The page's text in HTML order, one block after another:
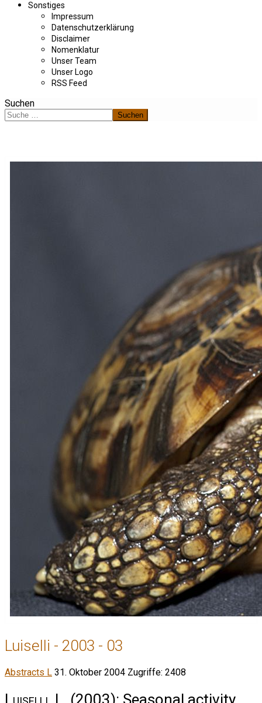
Sonstiges
Impressum
Datenschutzerklärung
Disclaimer
Nomenklatur
Unser Team
Unser Logo
RSS Feed
Suchen
Suchen
Luiselli - 2003 - 03
Abstracts L 31. Oktober 2004 Zugriffe: 2408
Luiselli, L. (2003): Seasonal activity